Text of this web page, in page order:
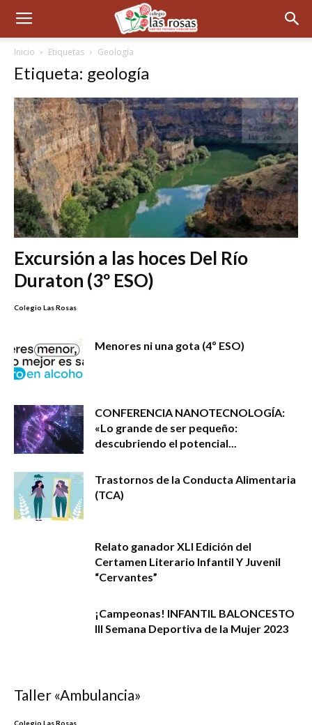
Inicio Etiquetas Geología
Etiqueta: geología
Excursión a las hoces Del Río
Duraton (3º ESO)
Colegio Las Rosas
Menores ni una gota (4º ESO)
CONFERENCIA NANOTECNOLOGÍA:
«Lo grande de ser pequeño:
descubriendo el potencial...
Trastornos de la Conducta Alimentaria
(TCA)
Relato ganador XLI Edición del
Certamen Literario Infantil Y Juvenil
“Cervantes”
¡Campeonas! INFANTIL BALONCESTO
III Semana Deportiva de la Mujer 2023
Taller «Ambulancia»
Colegio Las Rosas